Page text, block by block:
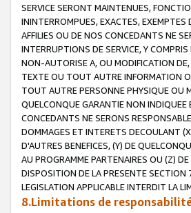
SERVICE SERONT MAINTENUES,
ININTERROMPUES, EXACTES,
AFFILIES OU DE NOS CONCEDANTS NE
INTERRUPTIONS DE SERVICE, Y
NON-AUTORISE A, OU MODIFICATION
TEXTE OU TOUT AUTRE INFORMATION
TOUT AUTRE PERSONNE PHYSIQUE OU
QUELCONQUE GARANTIE NON INDIQUEE
CONCEDANTS NE SERONS
DOMMAGES ET INTERETS DECOULANT
D'AUTRES BENEFICES, (Y) DE
AU PROGRAMME PARTENAIRES OU (Z)
DISPOSITION DE LA PRESENTE
LEGISLATION APPLICABLE INTERDIT LA
8.Limitations de